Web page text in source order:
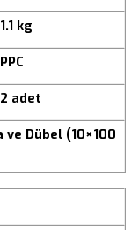
1.1 kg
PPC
2 adet
ve Dübel (10×100